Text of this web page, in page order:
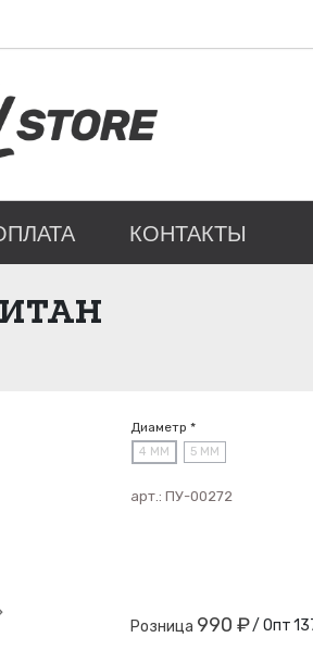
КОНТАКТЫ
Диаметр *
4 ММ 5 ММ
арт.: ПУ-00272
Розница 990 ₽/ Опт